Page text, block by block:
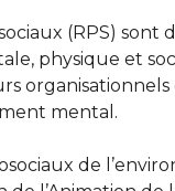
(RPS) sont
physique et
mental.
de